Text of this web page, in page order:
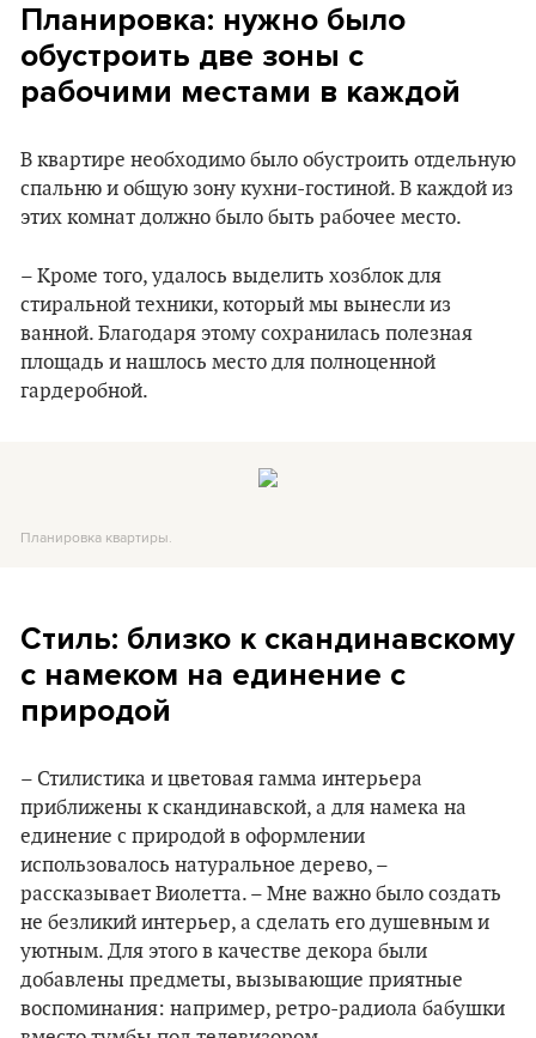
Планировка: нужно было
обустроить две зоны с
рабочими местами в каждой
В квартире необходимо было обустроить отдельную
спальню и общую зону кухни-гостиной. В каждой из
этих комнат должно было быть рабочее место.
– Кроме того, удалось выделить хозблок для
стиральной техники, который мы вынесли из
ванной. Благодаря этому сохранилась полезная
площадь и нашлось место для полноценной
гардеробной.
Планировка квартиры.
Стиль: близко к скандинавскому
с намеком на единение с
природой
– Стилистика и цветовая гамма интерьера
приближены к скандинавской, а для намека на
единение с природой в оформлении
использовалось натуральное дерево, –
рассказывает Виолетта. – Мне важно было создать
не безликий интерьер, а сделать его душевным и
уютным. Для этого в качестве декора были
добавлены предметы, вызывающие приятные
воспоминания: например, ретро-радиола бабушки